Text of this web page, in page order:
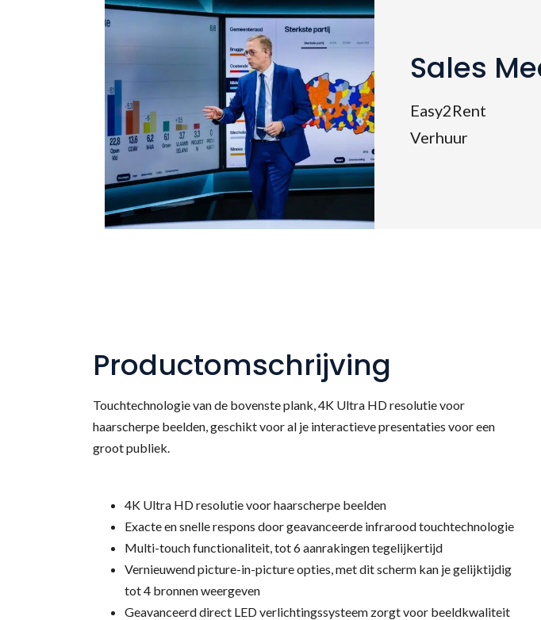
Sales
Easy2Rent
Verhuur
Productomschrijving
Touchtechnologie van de bovenste plank, 4K Ultra HD resolutie voor
haarscherpe beelden, geschikt voor al je interactieve presentaties voor een
groot publiek.
4K Ultra HD resolutie voor haarscherpe beelden
Exacte en snelle respons door geavanceerde infrarood touchtechnologie
Multi-touch functionaliteit, tot 6 aanrakingen tegelijkertijd
Vernieuwend picture-in-picture opties, met dit scherm kan je gelijktijdig
tot 4 bronnen weergeven
Geavanceerd direct LED verlichtingssysteem zorgt voor beeldkwaliteit